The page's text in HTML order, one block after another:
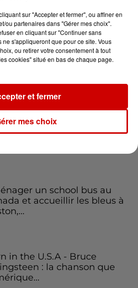
Vacances - Gagnez
séjour en famille au cœur
Massol, figure
de
un school bus au
et accueillir les bleus à
in the U.S.A - Bruce
: la chanson que
sur "Accepter et fermer", ou affiner en
ou partenaires dans "Gérer mes choix".
en cliquant sur "Continuer sans
ne s'appliqueront que pour ce site. Vous
ou retirer votre consentement à tout
cookies" situé en bas de chaque page.
mes choix
et fermer